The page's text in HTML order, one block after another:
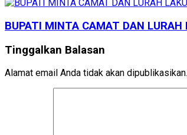
BUPATI MINTA CAMAT DAN
Tinggalkan Balasan
Alamat email Anda tidak akan dipublikasikan.